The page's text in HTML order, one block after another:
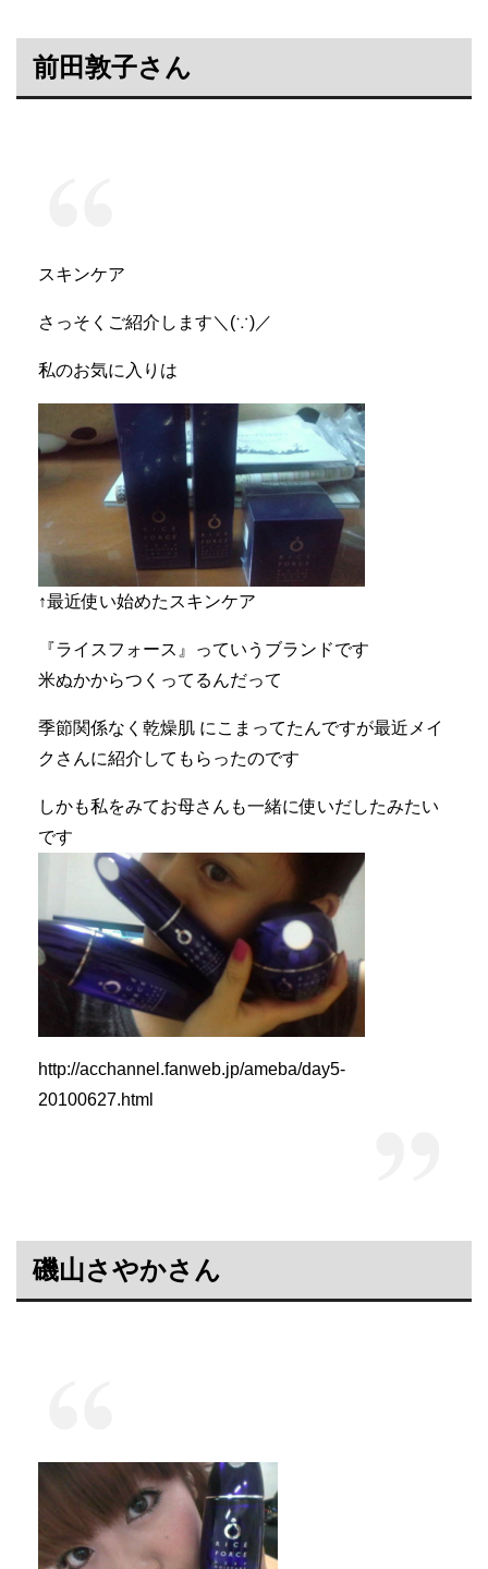
前田敦子さん
スキンケア
さっそくご紹介します＼(∵)／
私のお気に入りは
↑最近使い始めたスキンケア
『ライスフォース』っていうブランドです
米ぬかからつくってるんだって
季節関係なく乾燥肌 にこまってたんですが最近メイ
クさんに紹介してもらったのです
しかも私をみてお母さんも一緒に使いだしたみたい
です
http://acchannel.fanweb.jp/ameba/day5-
20100627.html
磯山さやかさん